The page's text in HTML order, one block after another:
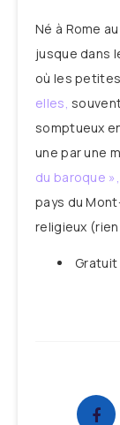
Né à Rome
jusque dans
où les
elles,
somptueux
une par une
du baroque »,
pays du
religieux
Gratuit